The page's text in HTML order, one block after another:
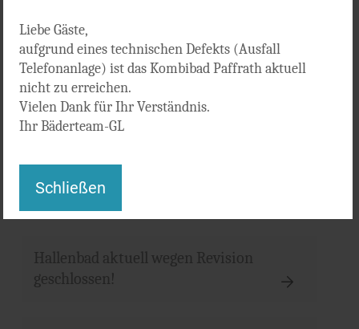
= Freibad/Außenbecken geöffnet
News
Schwimmkurse Sommerferien
Hallenbad aktuell wegen Revision
geschlossen!
Liebe Gäste,
aufgrund eines technischen Defekts (Ausfall
Telefonanlage) ist das Kombibad Paffrath aktuell
nicht zu erreichen.
Vielen Dank für Ihr Verständnis.
Ihr Bäderteam-GL
Schließen